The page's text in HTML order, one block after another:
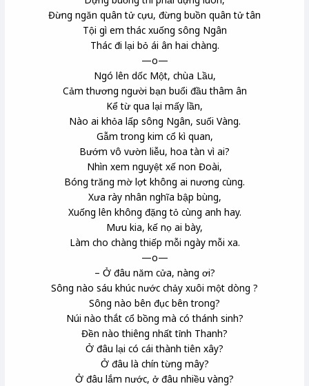
Đừng ngăn quân tử cựu, đừng buồn quân tử tân
Tội gì em thác xuống sông Ngân
Thác đi lại bỏ ái ân hai chàng.
—o—
Ngó lên dốc Một, chùa Lầu,
Cảm thương người bạn buổi đầu thâm ân
Kể từ qua lại mấy lần,
Nào ai khỏa lấp sông Ngân, suối Vàng.
Gẫm trong kim cổ kì quan,
Bướm vô vườn liễu, hoa tàn vì ai?
Nhìn xem nguyệt xế non Đoài,
Bóng trăng mờ lợt không ai nương cùng.
Xưa rày nhân nghĩa bập bùng,
Xuống lên không đặng tỏ cùng anh hay.
Mưu kia, kế nọ ai bày,
Làm cho chàng thiếp mỗi ngày mỗi xa.
—o—
– Ở đâu năm cửa, nàng ơi?
Sông nào sáu khúc nước chảy xuôi một dòng ?
Sông nào bên đục bên trong?
Núi nào thắt cổ bồng mà có thánh sinh?
Đền nào thiêng nhất tỉnh Thanh?
Ở đâu lại có cái thành tiên xây?
Ở đâu là chín từng mây?
Ở đâu lắm nước, ở đâu nhiều vàng?